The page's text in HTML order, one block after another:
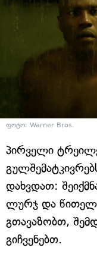
ფოტო: Warner Bros.
პირველი
დახვდათ:
ლურჯ და წითელ
გთავაზობთ,
გიჩვენებთ.